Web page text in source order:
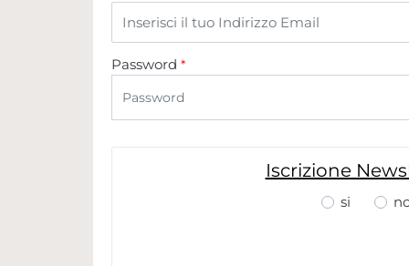
Password *
Iscrizione
si